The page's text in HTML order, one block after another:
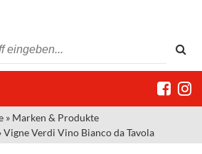
» Marken & Produkte
Vigne Verdi Vino Bianco da Tavola